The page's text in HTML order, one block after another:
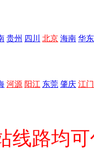
贵州 四川 北京 海南 华东
河源 阳江 东莞 肇庆 江门
线路均